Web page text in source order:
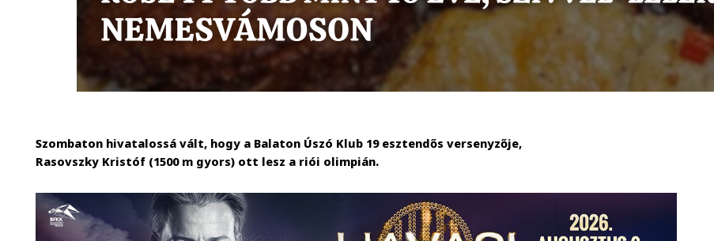
Szombaton hivatalossá vált, hogy a Balaton Úszó Klub 19 esztendős versenyzője,
Rasovszky Kristóf (1500 m gyors) ott lesz a riói olimpián.